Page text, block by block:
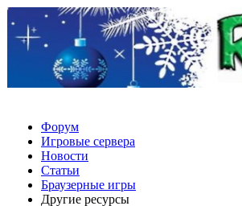
Форум
Игровые сервера
Новости
Статьи
Браузерные игры
Другие ресурсы